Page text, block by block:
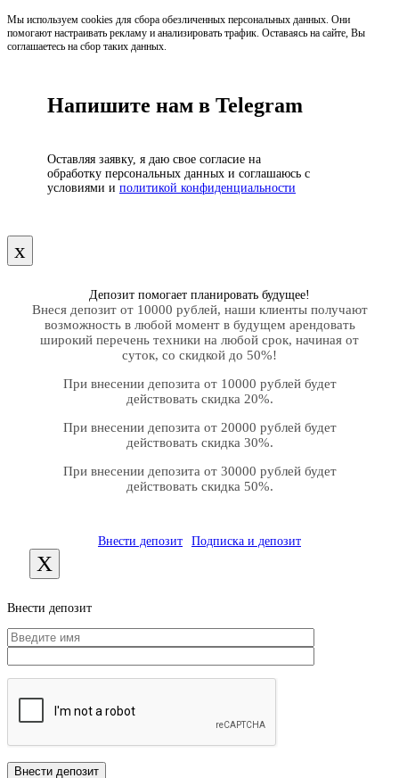
Мы используем cookies для сбора обезличенных персональных данных. Они
помогают настраивать рекламу и анализировать трафик. Оставаясь на сайте, Вы
соглашаетесь на сбор таких данных.
Напишите нам в Telegram
Оставляя заявку, я даю свое согласие на
обработку персональных данных и соглашаюсь с
условиями и политикой конфиденциальности
х
Депозит помогает планировать будущее!
Внеся депозит от 10000 рублей, наши клиенты получают
возможность в любой момент в будущем арендовать
широкий перечень техники на любой срок, начиная от
суток, со скидкой до 50%!
При внесении депозита от 10000 рублей будет
действовать скидка 20%.
При внесении депозита от 20000 рублей будет
действовать скидка 30%.
При внесении депозита от 30000 рублей будет
действовать скидка 50%.
Внести депозит Подписка и депозит
X
Внести депозит